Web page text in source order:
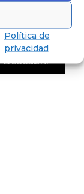
Política de
privacidad
Descubrir